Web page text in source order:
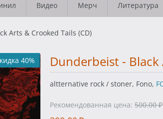
Видео Мерч Литература
Arts & Crooked Tails (CD)
40% Dunderbeist - Black
altternative rock / stoner, Fono,
Рекомендованная цена: 500.00 ₽